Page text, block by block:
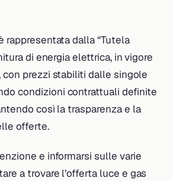
rappresentata dalla “Tutela
di energia elettrica, in vigore
con prezzi stabiliti dalle singole
condizioni contrattuali definite
così la trasparenza e la
offerte.
e informarsi sulle varie
a trovare l’offerta luce e gas